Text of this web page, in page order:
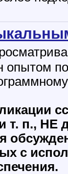
опытом
т. п., НЕ
с